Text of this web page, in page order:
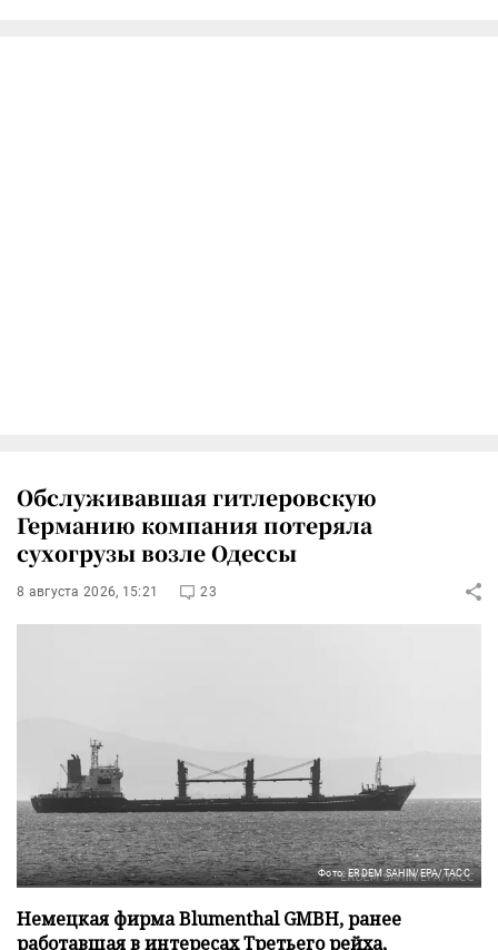
Обслуживавшая гитлеровскую
Германию компания потеряла
сухогрузы возле Одессы
8 августа 2026, 15:21 23
Фото: ERDEM SAHIN/EPA/ТАСС
Немецкая фирма Blumenthal GMBH, ранее
работавшая в интересах Третьего рейха,